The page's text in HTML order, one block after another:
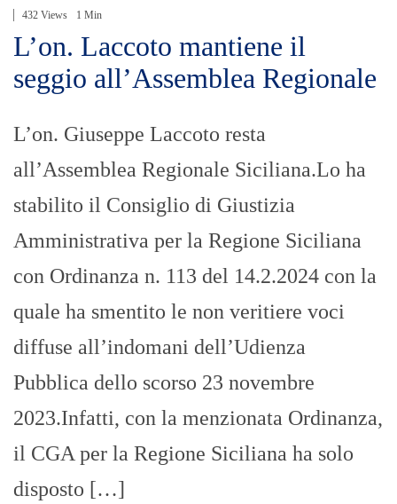
432 Views 1 Min
L’on. Laccoto mantiene il
seggio all’Assemblea Regionale
L’on. Giuseppe Laccoto resta
all’Assemblea Regionale Siciliana.Lo ha
stabilito il Consiglio di Giustizia
Amministrativa per la Regione Siciliana
con Ordinanza n. 113 del 14.2.2024 con la
quale ha smentito le non veritiere voci
diffuse all’indomani dell’Udienza
Pubblica dello scorso 23 novembre
2023.Infatti, con la menzionata Ordinanza,
il CGA per la Regione Siciliana ha solo
disposto […]